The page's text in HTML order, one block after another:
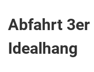
Abfahrt 3er
Idealhang